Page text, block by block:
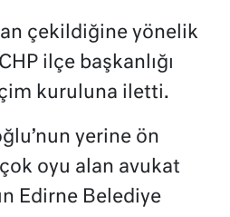
çekildiğine yönelik
ilçe başkanlığı
kuruluna iletti.
yerine ön
oyu alan avukat
Edirne Belediye